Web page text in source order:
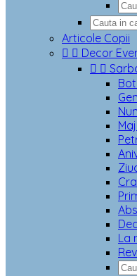
Articole Copii
  Decor
 
La